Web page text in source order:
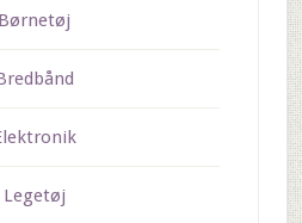
Børnetøj
Legetøj